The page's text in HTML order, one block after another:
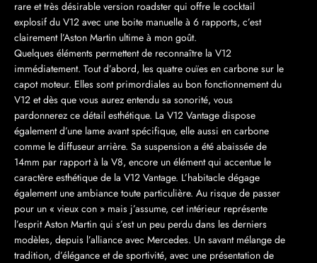
rare et très désirable version roadster qui offre le cocktail
explosif du V12 avec une boite manuelle à 6 rapports, c’est
clairement l’Aston Martin ultime à mon goût.
Quelques éléments permettent de reconnaître la V12
immédiatement. Tout d’abord, les quatre ouïes en carbone sur le
capot moteur. Elles sont primordiales au bon fonctionnement du
V12 et dès que vous aurez entendu sa sonorité, vous
pardonnerez ce détail esthétique. La V12 Vantage dispose
également d’une lame avant spécifique, elle aussi en carbone
comme le diffuseur arrière. Sa suspension a été abaissée de
14mm par rapport à la V8, encore un élément qui accentue le
caractère esthétique de la V12 Vantage. L’habitacle dégage
également une ambiance toute particulière. Au risque de passer
pour un « vieux con » mais j’assume, cet intérieur représente
l’esprit Aston Martin qui s’est un peu perdu dans les derniers
modèles, depuis l’alliance avec Mercedes. Un savant mélange de
tradition, d’élégance et de sportivité, avec une présentation de